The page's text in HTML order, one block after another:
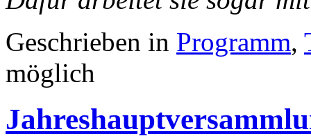
Geschrieben in Programm,
möglich